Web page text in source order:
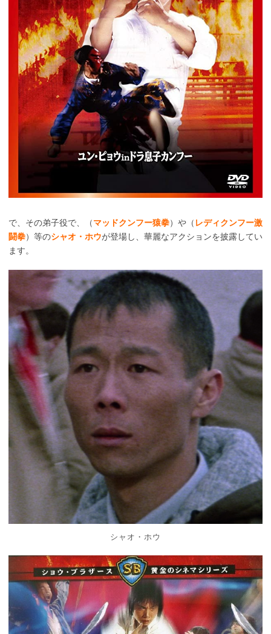
で、その弟子役で、（マッドクンフー猿拳）や（ レディクンフー激
闘拳）等のシャオ・ホウが登場し、華麗なアクションを披露してい
ます。
シャオ・ホウ